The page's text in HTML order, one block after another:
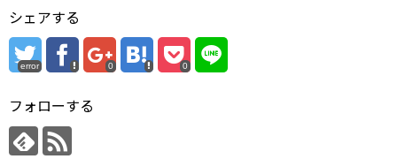
シェアする
error 0 0
フォローする